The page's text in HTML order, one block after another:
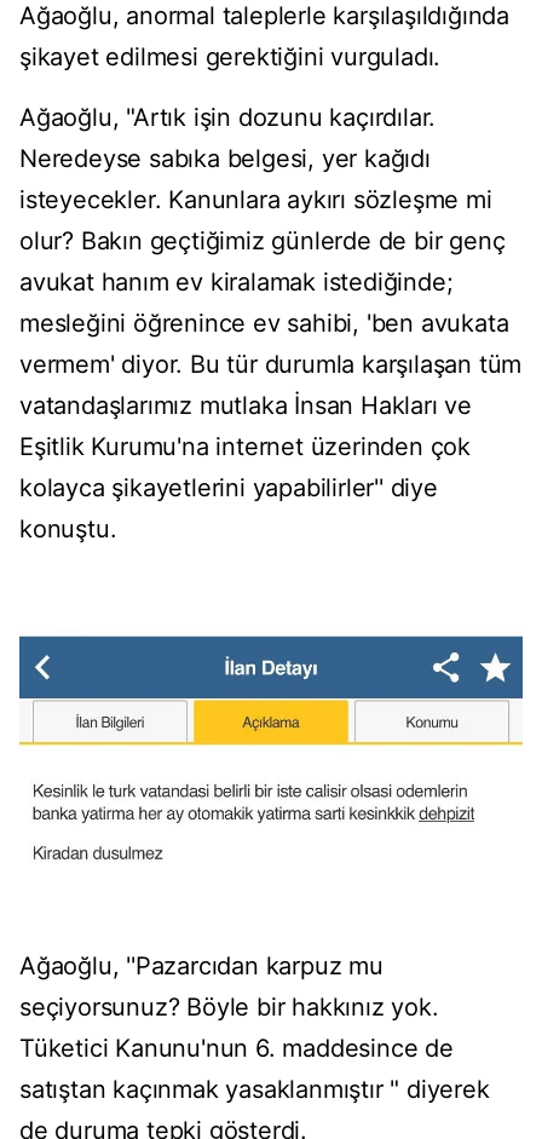
Ağaoğlu, anormal taleplerle karşılaşıldığında
şikayet edilmesi gerektiğini vurguladı.
Ağaoğlu, "Artık işin dozunu kaçırdılar.
Neredeyse sabıka belgesi, yer kağıdı
isteyecekler. Kanunlara aykırı sözleşme mi
olur? Bakın geçtiğimiz günlerde de bir genç
avukat hanım ev kiralamak istediğinde;
mesleğini öğrenince ev sahibi, 'ben avukata
vermem' diyor. Bu tür durumla karşılaşan tüm
vatandaşlarımız mutlaka İnsan Hakları ve
Eşitlik Kurumu'na internet üzerinden çok
kolayca şikayetlerini yapabilirler'' diye
konuştu.
Ağaoğlu, ''Pazarcıdan karpuz mu
seçiyorsunuz? Böyle bir hakkınız yok.
Tüketici Kanunu'nun 6. maddesince de
satıştan kaçınmak yasaklanmıştır " diyerek
de duruma tepki gösterdi.